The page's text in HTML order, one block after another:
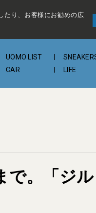
たり、お客様にお勧めの広
UOMO LIST
CAR LIFE
で。「ジ